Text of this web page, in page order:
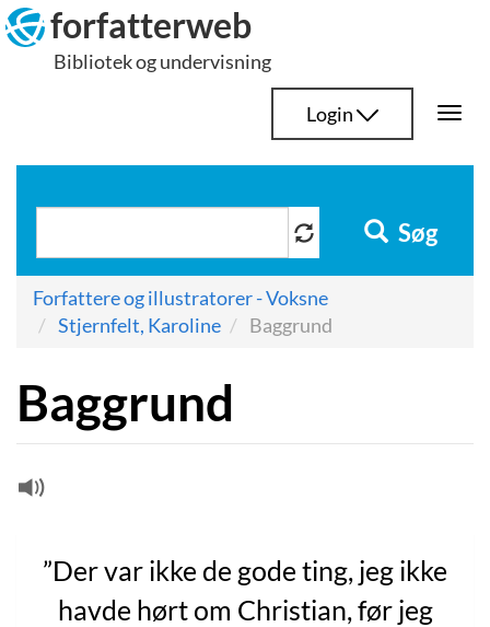
Hop
til
indhold
forfatterweb
Bibliotek og undervisning
Login
Søg
Forfattere og illustratorer - Voksne
Stjernfelt, Karoline
Baggrund
Baggrund
”Der var ikke de gode ting, jeg ikke
havde hørt om Christian, før jeg